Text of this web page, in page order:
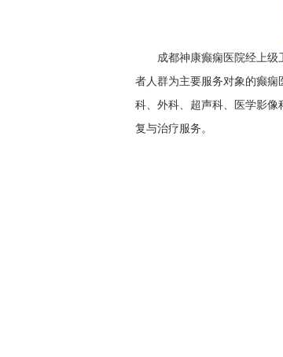
成都神康癫痫医院经上
者人群为主要服务对象的癫痫
科、外科、超声科、医学影
复与治疗服务。